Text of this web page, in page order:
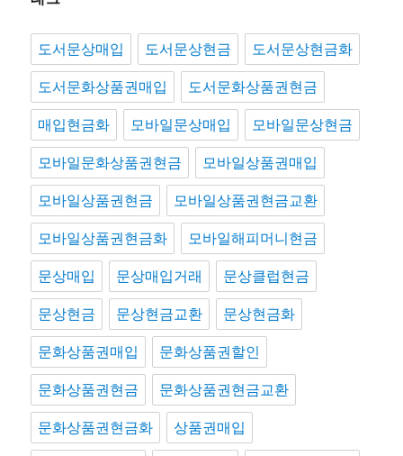
도서문상매입 도서문상현금 도서문상현금화
도서문화상품권매입 도서문화상품권현금
매입현금화 모바일문상매입 모바일문상현금
모바일문화상품권현금 모바일상품권매입
모바일상품권현금 모바일상품권현금교환
모바일상품권현금화 모바일해피머니현금
문상매입 문상매입거래 문상클럽현금
문상현금 문상현금교환 문상현금화
문화상품권매입 문화상품권할인
문화상품권현금 문화상품권현금교환
문화상품권현금화 상품권매입